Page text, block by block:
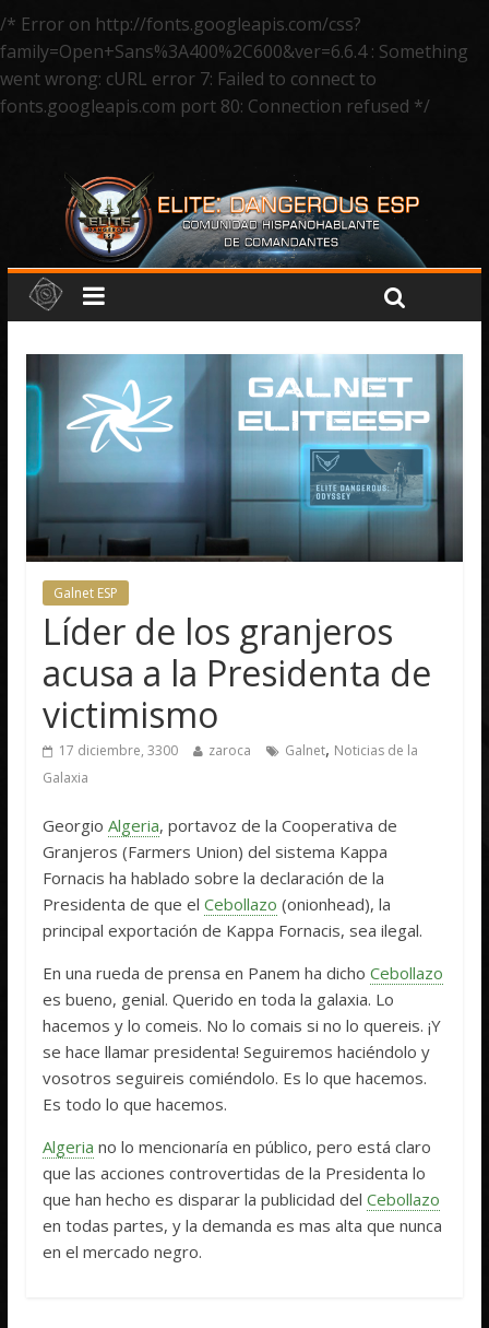
/* Error on http://fonts.googleapis.com/css?
family=Open+Sans%3A400%2C600&ver=6.6.4 : Something
went wrong: cURL error 7: Failed to connect to
fonts.googleapis.com port 80: Connection refused */
Galnet ESP
Líder de los granjeros
acusa a la Presidenta de
victimismo
17 diciembre, 3300 zaroca Galnet, Noticias de la
Galaxia
GeorgioAlgeria, portavoz de la Cooperativa de
Granjeros (Farmers Union) del sistema Kappa
Fornacis ha hablado sobre la declaración de la
Presidenta de que elCebollazo (onionhead), la
principal exportación de Kappa Fornacis, sea ilegal.
En una rueda de prensa en Panem ha dicho Cebollazo
es bueno, genial. Querido en toda la galaxia. Lo
hacemos y lo comeis. No lo comais si no lo quereis. ¡Y
se hace llamar presidenta! Seguiremos haciéndolo y
vosotros seguireis comiéndolo. Es lo que hacemos.
Es todo lo que hacemos.
Algeria no lo mencionaría en público, pero está claro
que las acciones controvertidas de la Presidenta lo
que han hecho es disparar la publicidad delCebollazo
en todas partes, y la demanda es mas alta que nunca
en el mercado negro.